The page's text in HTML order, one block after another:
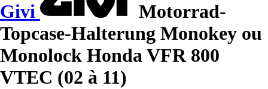
Givi
Motorrad-
Topcase-Halterung Monokey ou
Monolock Honda VFR 800
VTEC (02 à 11)